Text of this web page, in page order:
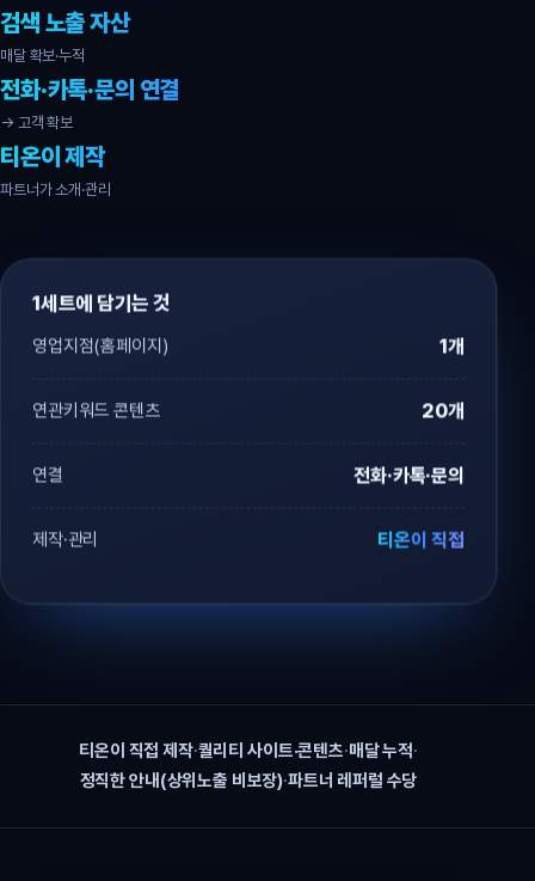
검색 노출 자산
매달 확보·누적
전화·카톡·문의 연결
→ 고객 확보
티온이 제작
파트너가 소개·관리
1세트에 담기는 것
영업지점(홈페이지) 1개
연관키워드 콘텐츠 20개
연결 전화·카톡·문의
제작·관리 티온이 직접
티온이 직접 제작·퀄리티 사이트·콘텐츠·매달 누적·
정직한 안내(상위노출 비보장)·파트너 레퍼럴 수당